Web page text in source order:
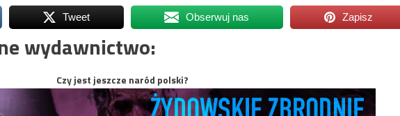
Tweet Obserwuj nas Zapisz
wydawnictwo:
Czy jest jeszcze naród polski?